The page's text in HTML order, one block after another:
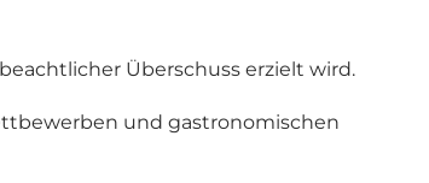
Überschuss erzielt wird.
und gastronomischen